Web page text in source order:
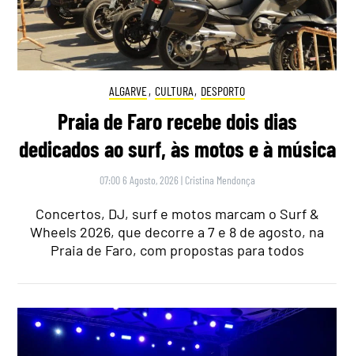
ALGARVE, CULTURA, DESPORTO
Praia de Faro recebe dois dias
dedicados ao surf, às motos e à música
07:00 6 Agosto, 2026 | Cristina Mendonça
Concertos, DJ, surf e motos marcam o Surf &
Wheels 2026, que decorre a 7 e 8 de agosto, na
Praia de Faro, com propostas para todos